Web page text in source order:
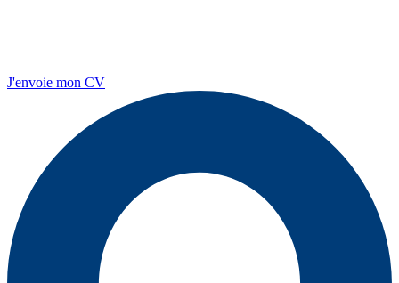
J'envoie mon CV